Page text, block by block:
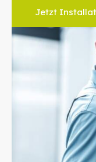
Jetzt